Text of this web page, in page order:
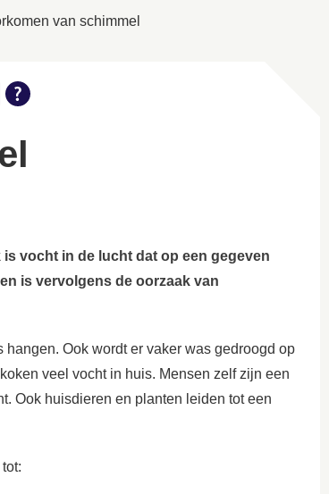
van schimmel
vocht in de lucht dat op een gegeven
is vervolgens de oorzaak van
Ook wordt er vaker was gedroogd op
veel vocht in huis. Mensen zelf zijn een
Ook huisdieren en planten leiden tot een